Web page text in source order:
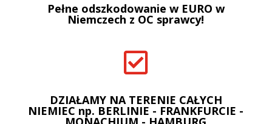
Pełne odszkodowanie w EURO w
Niemczech z OC sprawcy!

DZIAŁAMY NA TERENIE CAŁYCH
NIEMIEC np. BERLINIE - FRANKFURCIE -